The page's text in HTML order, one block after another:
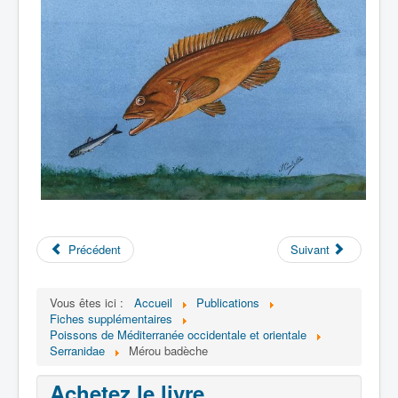
Précédent Suivant
Vous êtes ici : Accueil
Publications
Fiches supplémentaires
Poissons de Méditerranée occidentale et orientale
Serranidae
Mérou badèche